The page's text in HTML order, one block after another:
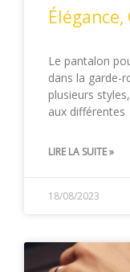
Le pantalon
dans la garde-
plusieurs
aux différentes
LIRE LA SUITE »
18/08/2023